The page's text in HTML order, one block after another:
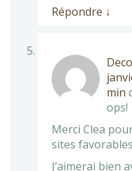
Répondre ↓
min
ops!
Merci Clea
sites favorables
J’aimerai bien